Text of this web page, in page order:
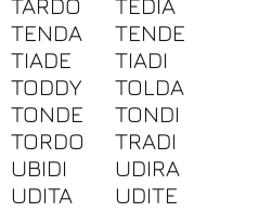
TARDO
TEDIA
TENDA
TENDE
TIADE
TIADI
TODDY
TOLDA
TONDE
TONDI
TORDO
TRADI
UBIDI
UDIRA
UDITA
UDITE